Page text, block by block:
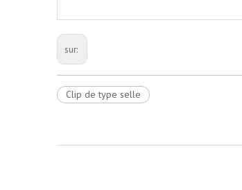
sur:
Clip de type selle